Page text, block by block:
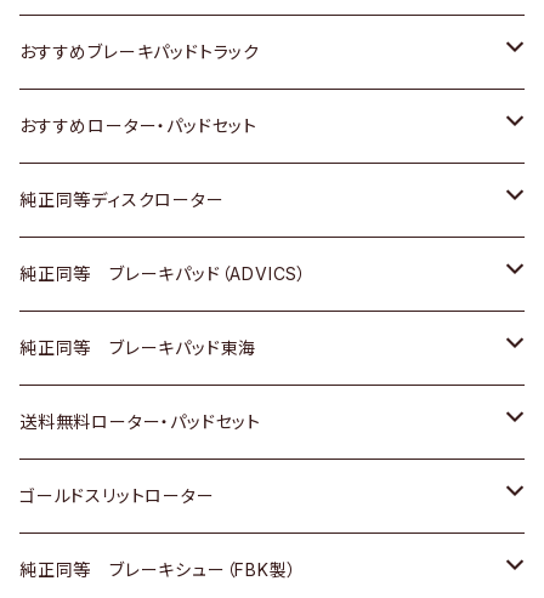
いすゞ
ダイハツ
マツダ
三菱
スバル
日野
三菱ふそう
ＢＭＷ
日産
いすゞ
ダイハツ
マツダ
三菱
日野
三菱ふそう
日産
いすゞ
ダイハツ
三菱
日野
三菱ふそう
その他
ホンダ
スズキ
日産
ダイハツ
マツダ
三菱
スバル
トヨタ
ホンダ
スズキ
日産
いすゞ
ダイハツ
マツダ
三菱
おすすめブレーキパッドトラック
トヨタ
日産
いすゞ
ダイハツ
マツダ
三菱
おすすめローター・パッドセット
トヨタ
ホンダ
スズキ
日産
ダイハツ
マツダ
純正同等ディスクローター
トヨタ
ホンダ
スズキ
日産
いすゞ
純正同等 ブレーキパッド（ADVICS）
トヨタ
ホンダ
スズキ
日産
純正同等 ブレーキパッド東海
トヨタ
ホンダ
日産
送料無料ローター・パッドセット
トヨタ
ホンダ
ゴールドスリットローター
トヨタ
純正同等 ブレーキシュー（FBK製）